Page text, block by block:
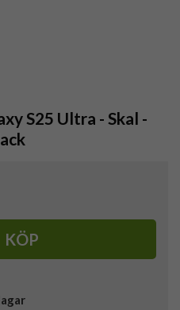
S25 Ultra - Skal -
KÖP